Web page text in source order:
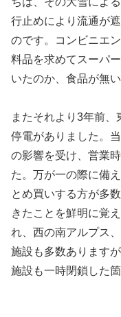
行止めにより流通が
のです。コンビニエ
料品を求めてスーパ
いたのか、食品が無
またそれより3年前
停電がありました。
の影響を受け、営業
た。万が一の際に備
とめ買いする方が多
きたことを鮮明に覚
れ、西の南アルプス
施設も多数あります
施設も一時閉鎖した